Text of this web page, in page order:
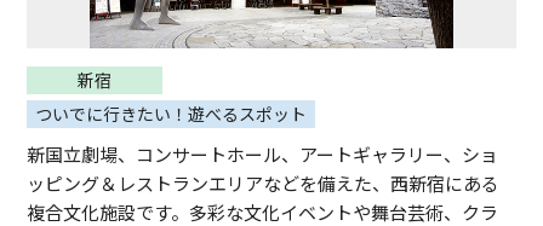
新宿
ついでに行きたい！遊べるスポット
新国立劇場、コンサートホール、アートギャラリー、ショ
ッピング＆レストランエリアなどを備えた、西新宿にある
複合文化施設です。多彩な文化イベントや舞台芸術、クラ